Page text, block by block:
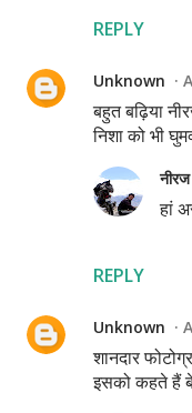
REPLY
Unknown
बहुत बढ़िया
निशा को भी
REPLY
हां
Unknown
शानदार
इसको कहते हैं